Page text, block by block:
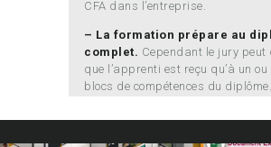
CFA dans l’entreprise.
– La formation prépare au
complet. Cependant le jury peut
que l’apprenti est reçu qu’à un ou
blocs de compétences du diplôme.